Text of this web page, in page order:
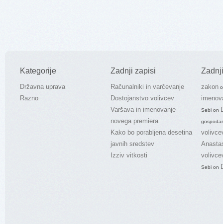
Kategorije
Državna uprava
Razno
Zadnji zapisi
Računalniki in varčevanje
Dostojanstvo volivcev
Varšava in imenovanje
novega premiera
Kako bo porabljena desetina
javnih sredstev
Izziv vitkosti
zakon
Sebi on
gospodar
Sebi on